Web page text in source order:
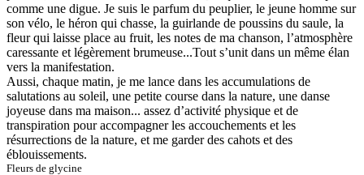
comme une digue. Je suis le parfum du peuplier, le jeune homme sur
son vélo, le héron qui chasse, la guirlande de poussins du saule, la
fleur qui laisse place au fruit, les notes de ma chanson, l’atmosphère
caressante et légèrement brumeuse...Tout s’unit dans un même élan
vers la manifestation.
Aussi, chaque matin, je me lance dans les accumulations de
salutations au soleil, une petite course dans la nature, une danse
joyeuse dans ma maison... assez d’activité physique et de
transpiration pour accompagner les accouchements et les
résurrections de la nature, et me garder des cahots et des
éblouissements.
Fleurs de glycine